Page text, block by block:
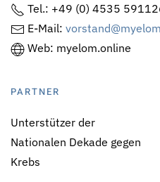
Tel.: +49 (0) 4535
E-Mail:
Web: myelom.online
PARTNER
Unterstützer der
Nationalen Dekade gegen
Krebs